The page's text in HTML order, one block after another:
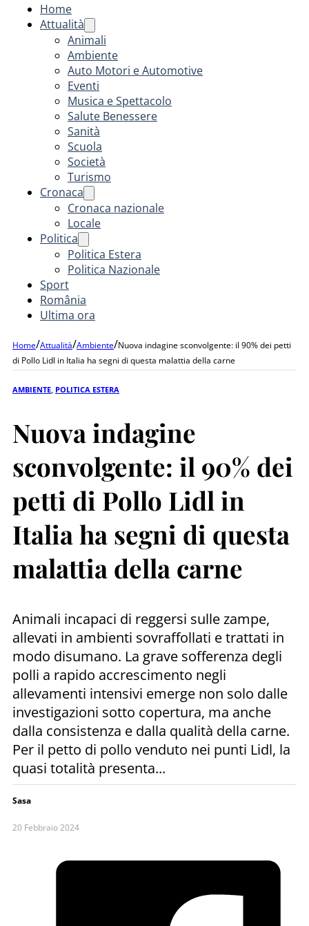
Home
Attualità
Animali
Ambiente
Auto Motori e Automotive
Eventi
Musica e Spettacolo
Salute Benessere
Sanità
Scuola
Società
Turismo
Cronaca
Cronaca nazionale
Locale
Politica
Politica Estera
Politica Nazionale
Sport
România
Ultima ora
Home/Attualità/Ambiente/Nuova indagine sconvolgente: il 90% dei petti
di Pollo Lidl in Italia ha segni di questa malattia della carne
AMBIENTE POLITICA ESTERA
Nuova indagine
sconvolgente: il 90% dei
petti di Pollo Lidl in
Italia ha segni di questa
malattia della carne
Animali incapaci di reggersi sulle zampe,
allevati in ambienti sovraffollati e trattati in
modo disumano. La grave sofferenza degli
polli a rapido accrescimento negli
allevamenti intensivi emerge non solo dalle
investigazioni sotto copertura, ma anche
dalla consistenza e dalla qualità della carne.
Per il petto di pollo venduto nei punti Lidl, la
quasi totalità presenta...
Sasa
20 Febbraio 2024